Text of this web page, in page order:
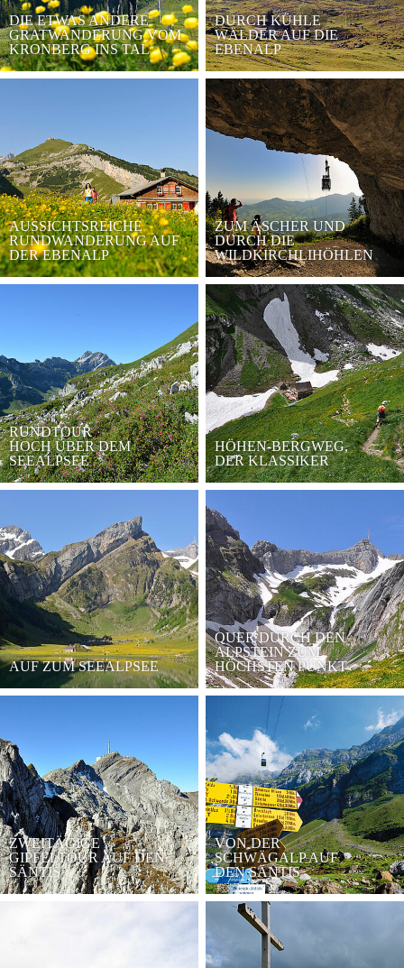
DIE ETWAS ANDERE
GRATWANDERUNG VOM
KRONBERG INS TAL
DURCH KÜHLE
WÄLDER AUF DIE
EBENALP
AUSSICHTSREICHE
RUNDWANDERUNG AUF
DER EBENALP
ZUM ÄSCHER UND
DURCH DIE
WILDKIRCHLIHÖHLEN
RUNDTOUR
HOCH ÜBER DEM
SEEALPSEE
HÖHEN-BERGWEG,
DER KLASSIKER
AUF ZUM SEEALPSEE
QUER DURCH DEN
ALPSTEIN ZUM
HÖCHSTEN PUNKT
ZWEITÄGIGE
GIPFELTOUR AUF DEN
SÄNTIS
VON DER
SCHWÄGALP AUF
DEN SÄNTIS